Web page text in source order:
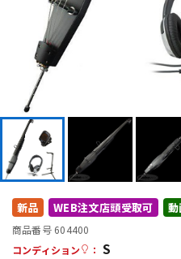
アンプ
DTM オンライン納品
配信/ライブ機器
新品 WEB注文店頭受取可 動
商品番号 604400
コンディション
： S